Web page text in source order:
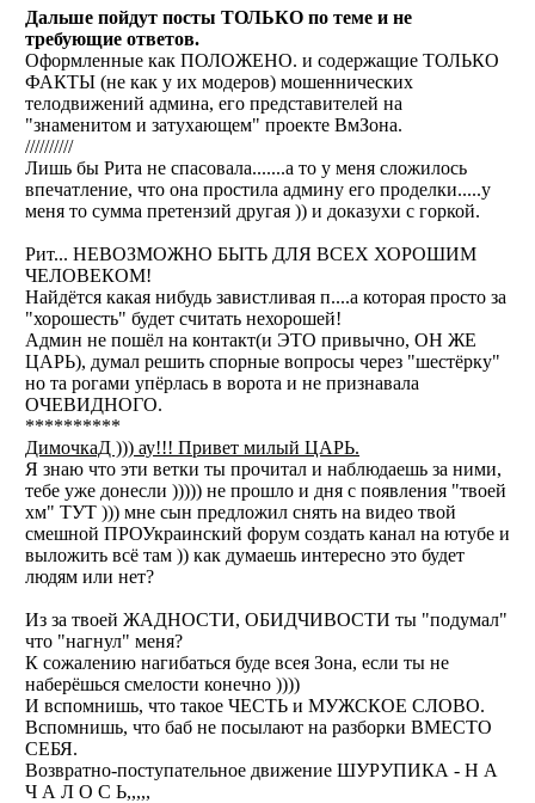
Дальше пойдут посты ТОЛЬКО по теме и не
требующие ответов.
Оформленные как ПОЛОЖЕНО. и содержащие ТОЛЬКО
ФАКТЫ (не как у их модеров) мошеннических
телодвижений админа, его представителей на
"знаменитом и затухающем" проекте ВмЗона.
//////////
Лишь бы Рита не спасовала.......а то у меня сложилось
впечатление, что она простила админу его проделки.....у
меня то сумма претензий другая )) и доказухи с горкой.
Рит... НЕВОЗМОЖНО БЫТЬ ДЛЯ ВСЕХ ХОРОШИМ
ЧЕЛОВЕКОМ!
Найдётся какая нибудь завистливая п....а которая просто за
"хорошесть" будет считать нехорошей!
Админ не пошёл на контакт(и ЭТО привычно, ОН ЖЕ
ЦАРЬ), думал решить спорные вопросы через "шестёрку"
но та рогами упёрлась в ворота и не признавала
ОЧЕВИДНОГО.
**********
ДимочкаД ))) ау!!! Привет милый ЦАРЬ.
Я знаю что эти ветки ты прочитал и наблюдаешь за ними,
тебе уже донесли ))))) не прошло и дня с появления "твоей
хм" ТУТ ))) мне сын предложил снять на видео твой
смешной ПРОУкраинский форум создать канал на ютубе и
выложить всё там )) как думаешь интересно это будет
людям или нет?
Из за твоей ЖАДНОСТИ, ОБИДЧИВОСТИ ты "подумал"
что "нагнул" меня?
К сожалению нагибаться буде всея Зона, если ты не
наберёшься смелости конечно ))))
И вспомнишь, что такое ЧЕСТЬ и МУЖСКОЕ СЛОВО.
Вспомнишь, что баб не посылают на разборки ВМЕСТО
СЕБЯ.
Возвратно-поступательное движение ШУРУПИКА - Н А
Ч А Л О С Ь,,,,,